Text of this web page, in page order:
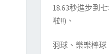
18.63秒進步到
啦!!)、
羽球、樂樂棒